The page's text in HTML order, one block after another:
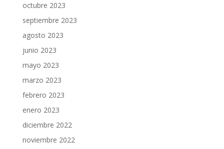
octubre 2023
septiembre 2023
agosto 2023
junio 2023
mayo 2023
marzo 2023
febrero 2023
enero 2023
diciembre 2022
noviembre 2022